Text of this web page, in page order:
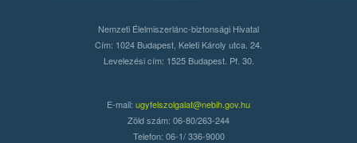
Nemzeti Élelmiszerlánc-biztonsági Hivatal
Cím: 1024 Budapest, Keleti Károly utca. 24.
Levelezési cím: 1525 Budapest. Pf. 30.
E-mail: ugyfelszolgalat@nebih.gov.hu
Zöld szám: 06-80/263-244
Telefon: 06-1/ 336-9000